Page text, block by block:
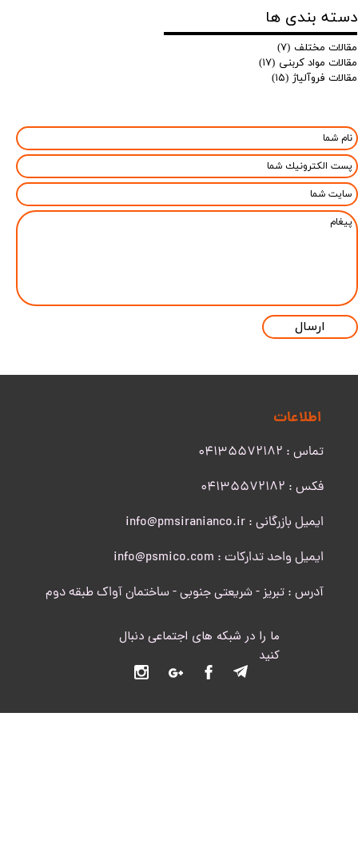
ارسال
دسته بندی ها
مقالات مختلف (۷)
مقالات مواد کربنی (۱۷)
مقالات فروآلیاژ (۱۵)
اطلاعات
تماس : 04135572182
​​​​​​​فکس : 04135572182
ایمیل بازرگانی : info@pmsiranianco.ir
ایمیل واحد تدارکات : info@psmico.com
آدرس : تبریز - شریعتی جنوبی - ساختمان آواک طبقه دوم
ما را در شبکه های اجتماعی دنبال
کنید